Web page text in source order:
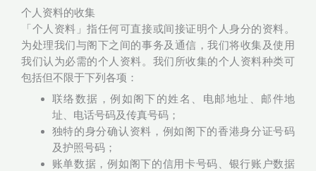
个人资料的收集
「个人资料」指任何可直接或间接证明个人身分的资料。
为处理我们与阁下之间的事务及通信，我们将收集及使用
我们认为必需的个人资料。我们所收集的个人资料种类可
包括但不限于下列各项：
联络数据，例如阁下的姓名、电邮地址、邮件地
址、电话号码及传真号码；
独特的身分确认资料，例如阁下的香港身分证号码
及护照号码；
账单数据，例如阁下的信用卡号码、银行账户数据